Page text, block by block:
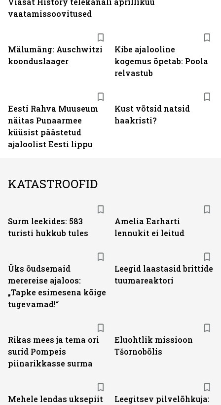
Mälumäng: Auschwitzi
koonduslaager
Kibe ajalooline
kogemus õpetab: Poola
relvastub
Eesti Rahva Muuseum
näitas Punaarmee
küüsist päästetud
ajaloolist Eesti lippu
Kust võtsid natsid
haakristi?
vaatamissoovitused
KATASTROOFID
Surm leekides: 583
turisti hukkub tules
Amelia Earharti
lennukit ei leitud
Üks õudsemaid
merereise ajaloos:
„Tapke esimesena kõige
tugevamad!“
Leegid laastasid brittide
tuumareaktori
Rikas mees ja tema ori
surid Pompeis
piinarikkasse surma
Eluohtlik missioon
Tšornobõlis
Mehele lendas uksepiit
Leegitsev pilvelõhkuja: